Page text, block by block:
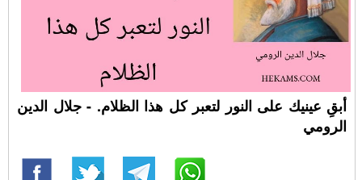
أبقِ عينيك على النور لتعبر كل هذا الظلام. - جلال الدين
الرومي